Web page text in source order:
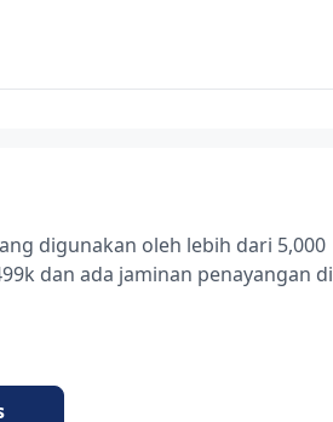
digunakan oleh lebih dari 5,000
dan ada jaminan penayangan di